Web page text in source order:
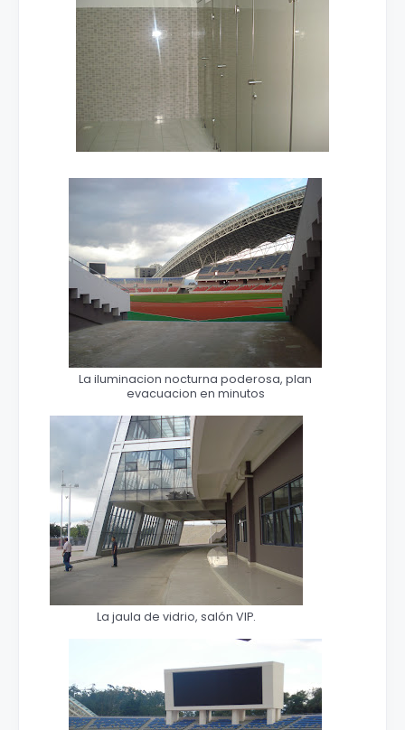
La iluminacion nocturna poderosa, plan
evacuacion en minutos
La jaula de vidrio, salón VIP.